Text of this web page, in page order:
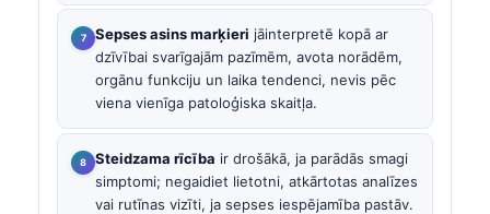
Sepses asins marķieri jāinterpretē kopā ar
dzīvībai svarīgajām pazīmēm, avota norādēm,
orgānu funkciju un laika tendenci, nevis pēc
viena vienīga patoloģiska skaitļa.
Steidzama rīcība ir drošākā, ja parādās smagi
simptomi; negaidiet lietotni, atkārtotas analīzes
vai rutīnas vizīti, ja sepses iespējamība pastāv.